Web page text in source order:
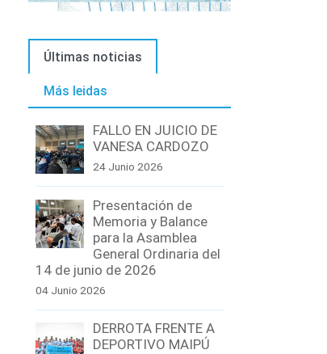
Últimas noticias
Más leidas
FALLO EN JUICIO DE
VANESA CARDOZO
24 Junio 2026
Presentación de
Memoria y Balance
para la Asamblea
General Ordinaria del
14 de junio de 2026
04 Junio 2026
DERROTA FRENTE A
DEPORTIVO MAIPÚ